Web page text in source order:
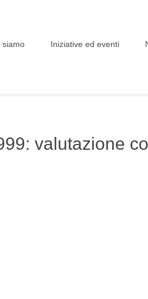
siamo Iniziative ed eventi
valutazione